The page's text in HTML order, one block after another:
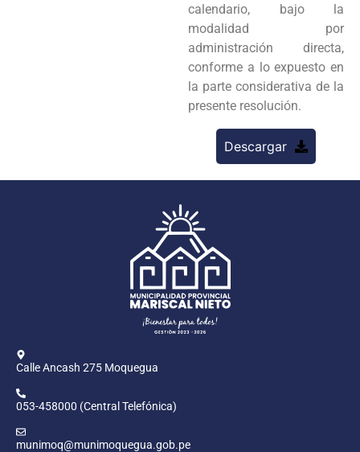
calendario, bajo la
modalidad por
administración directa,
conforme a lo expuesto en
la parte considerativa de la
presente resolución.
Descargar
Calle Ancash 275 Moquegua
053-458000 (Central Telefónica)
munimoq@munimoquegua.gob.pe